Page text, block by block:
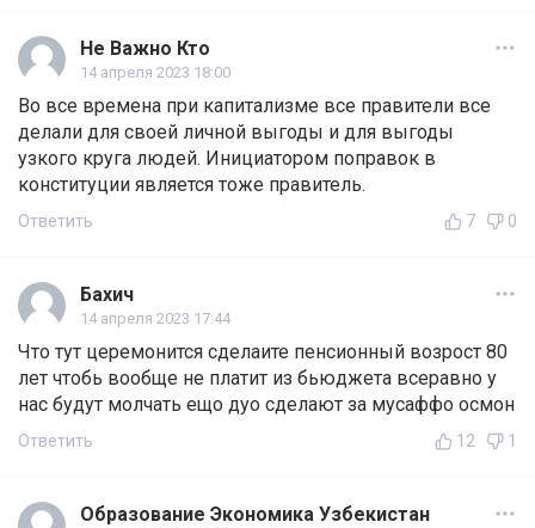
Не Важно Кто
14 апреля 2023 18:00
Во все времена при капитализме все правители все
делали для своей личной выгоды и для выгоды
узкого круга людей. Инициатором поправок в
конституции является тоже правитель.
Ответить 7 0
Бахич
14 апреля 2023 17:44
Что тут церемонится сделаите пенсионный возрост 80
лет чтобь вообще не платит из бьюджета всеравно у
нас будут молчать ещо дуо сделают за мусаффо осмон
Ответить 12 1
Образование Экономика Узбекистан